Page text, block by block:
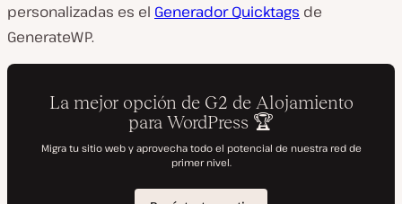
personalizadas es el Generador Quicktags de
GenerateWP.